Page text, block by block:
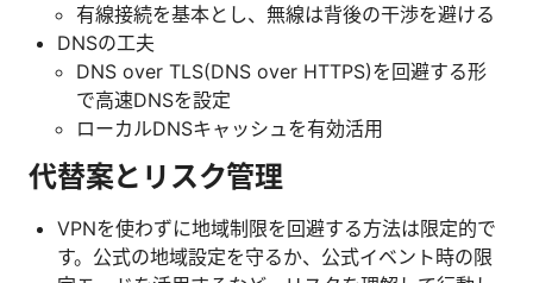
有線接続を基本とし、無線は背後の干渉を避ける
DNSの工夫
DNS over TLS(DNS over HTTPS)を回避する形
で高速DNSを設定
ローカルDNSキャッシュを有効活用
代替案とリスク管理
VPNを使わずに地域制限を回避する方法は限定的で
す。公式の地域設定を守るか、公式イベント時の限